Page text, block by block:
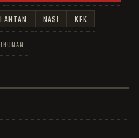
NASI KEK